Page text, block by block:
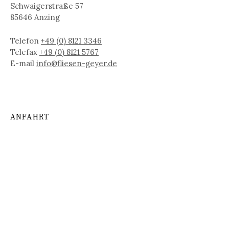
Schwaigerstraße 57
85646 Anzing
Telefon +49 (0) 8121 3346
Telefax +49 (0) 8121 5767
E-mail info@fliesen-geyer.de
ANFAHRT